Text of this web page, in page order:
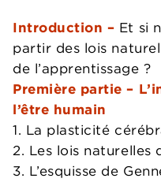
Introduction – Et si
partir des lois
de l’apprentissage ?
Première partie –
l’être humain
1. La plasticité
2. Les lois naturelles
3. L’esquisse de